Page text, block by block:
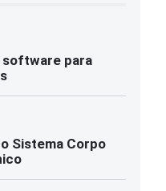
software para
Sistema Corpo